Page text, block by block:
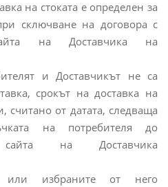
на стоката е определен за
сключване на договора с
на Доставчика на
и Доставчикът не са
срокът на доставка на
считано от датата, следваща
на потребителя до
на Доставчика
или избраните от него